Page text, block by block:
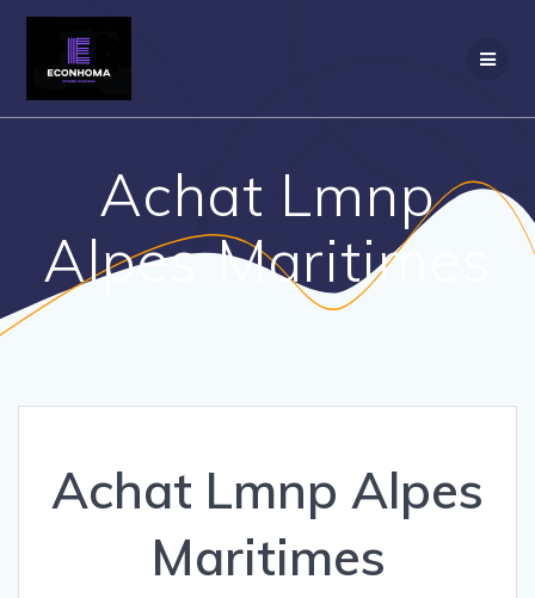
Achat Lmnp
Alpes Maritimes
Achat Lmnp Alpes
Maritimes